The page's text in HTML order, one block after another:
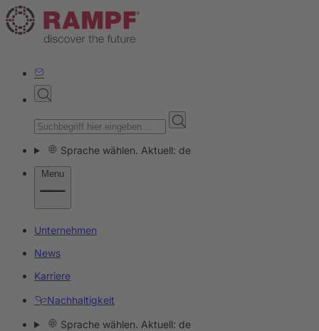
Sprache wählen. Aktuell: de
Menu
Unternehmen
News
Karriere
Nachhaltigkeit
Sprache wählen. Aktuell: de